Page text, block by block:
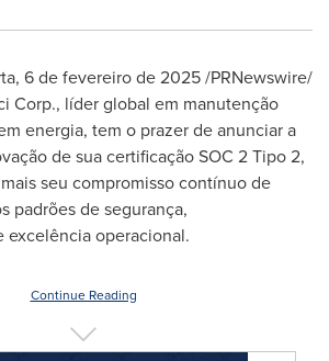
, 6 de fevereiro de 2025/PRNewswire/
Corp., líder global em manutenção
energia, tem o prazer de anunciar a
de sua certificação SOC 2 Tipo 2,
seu compromisso contínuo de
padrões de segurança,
operacional.
Continue Reading